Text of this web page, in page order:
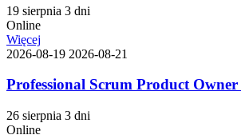
19 sierpnia 3 dni
Online
Więcej
2026-08-19 2026-08-21
Professional Scrum Product Owner
26 sierpnia 3 dni
Online